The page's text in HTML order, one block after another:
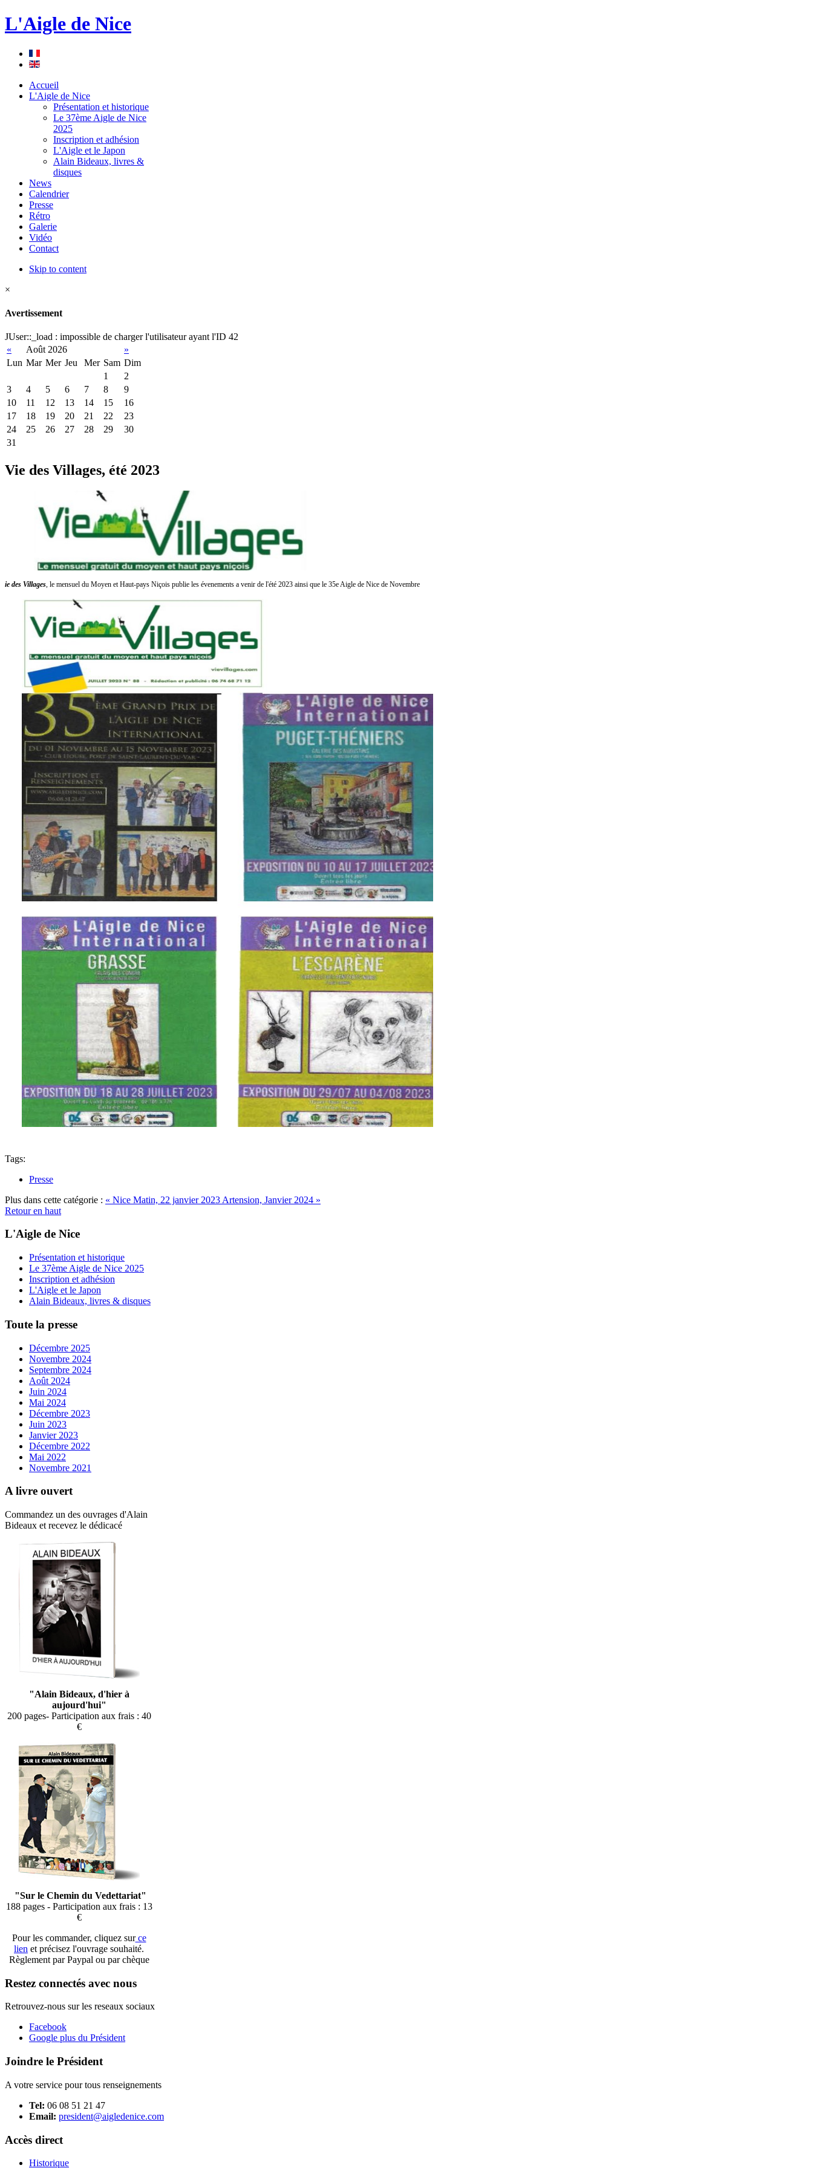
L'Aigle de Nice
Accueil
L'Aigle de Nice
Présentation et historique
Le 37ème Aigle de Nice
2025
Inscription et adhésion
L'Aigle et le Japon
Alain Bideaux, livres &
disques
News
Calendrier
Presse
Rétro
Galerie
Vidéo
Contact
Skip to content
×
Avertissement
JUser::_load : impossible de charger l'utilisateur ayant l'ID 42
«
Août 2026
»
Lun Mar Mer Jeu Mer Sam Dim
1
2
3
4 5 6 7 8
9
10
11 12 13 14 15
16
17
18 19 20 21 22
23
24
25 26 27 28 29
30
31
Vie des Villages, été 2023
ie des Villages, le mensuel du Moyen et Haut-pays Niçois publie les évenements a venir de l'été 2023 ainsi que le 35e Aigle de Nice de Novembre
Tags:
Presse
Plus dans cette catégorie : « Nice Matin, 22 janvier 2023 Artension, Janvier 2024 »
Retour en haut
L'Aigle de Nice
Présentation et historique
Le 37ème Aigle de Nice 2025
Inscription et adhésion
L'Aigle et le Japon
Alain Bideaux, livres & disques
Toute la presse
Décembre 2025
Novembre 2024
Septembre 2024
Août 2024
Juin 2024
Mai 2024
Décembre 2023
Juin 2023
Janvier 2023
Décembre 2022
Mai 2022
Novembre 2021
A livre ouvert
Commandez un des ouvrages d'Alain
Bideaux et recevez le dédicacé
"Alain Bideaux, d'hier à
aujourd'hui"
200 pages- Participation aux frais : 40
€
"Sur le Chemin du Vedettariat"
188 pages - Participation aux frais : 13
€
Pour les commander, cliquez surce
lien et précisez l'ouvrage souhaité.
Règlement par Paypal ou par chèque
Restez connectés avec nous
Retrouvez-nous sur les reseaux sociaux
Facebook
Google plus du Président
Joindre le Président
A votre service pour tous renseignements
Tel: 06 08 51 21 47
Email: president@aigledenice.com
Accès direct
Historique